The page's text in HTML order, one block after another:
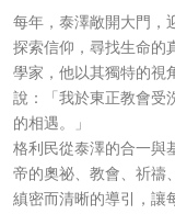
每年，泰澤敞開大門，
探索信仰，尋找生命的
學家，他以其獨特的視
說：「我於東正教會受
的相遇。」
格利民從泰澤的合一與
帝的奧祕、教會、祈禱
縝密而清晰的導引，讓